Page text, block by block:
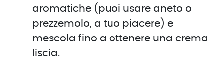
aromatiche (puoi usare aneto o
prezzemolo, a tuo piacere) e
mescola fino a ottenere una crema
liscia.